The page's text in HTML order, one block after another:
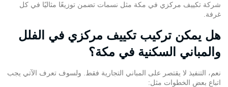
شركة تكييف مركزي في مكة مثل نسمات تضمن توزيعًا مثاليًا في كل
غرفة.
هل يمكن تركيب تكييف مركزي في الفلل
والمباني السكنية في مكة؟
نعم، التنفيذ لا يقتصر على المباني التجارية فقط. ولسوف تعرف الآتي يجب
اتباع بعض الخطوات مثل: